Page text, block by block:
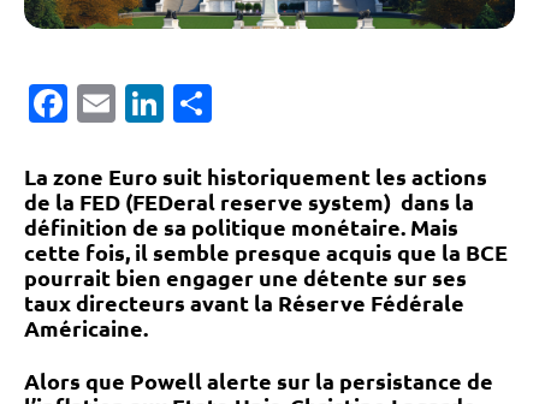
Facebook
EmailLinkedIn
La zone Euro suit historiquement les actions
de la FED (FEDeral reserve system) dans la
définition de sa politique monétaire. Mais
cette fois, il semble presque acquis que la BCE
pourrait bien engager une détente sur ses
taux directeurs avant la Réserve Fédérale
Américaine.
Alors que Powell alerte sur la persistance de